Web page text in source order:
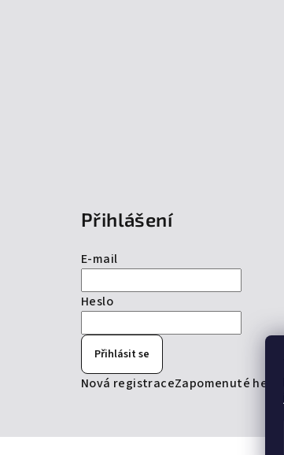
Přihlášení
E-mail
Heslo
Přihlásit se
Nová registraceZapomenuté heslo